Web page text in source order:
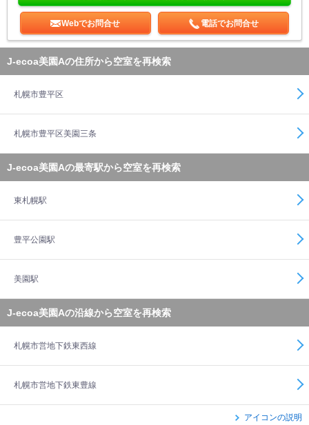
Webでお問合せ 電話でお問合せ
J-ecoa美園Aの住所から空室を再検索
札幌市豊平区
札幌市豊平区美園三条
J-ecoa美園Aの最寄駅から空室を再検索
東札幌駅
豊平公園駅
美園駅
J-ecoa美園Aの沿線から空室を再検索
札幌市営地下鉄東西線
札幌市営地下鉄東豊線
アイコンの説明